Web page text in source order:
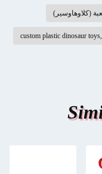
(كلاوهاوسير)
custom plastic dinosaur